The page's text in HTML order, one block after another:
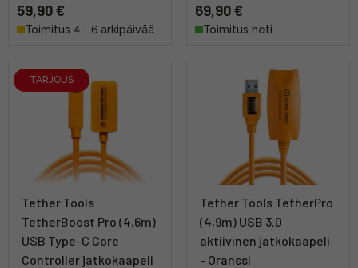
59,90 €
Toimitus 4 - 6 arkipäivää
69,90 €
Toimitus heti
TARJOUS
Tether Tools
TetherBoost Pro (4,6m)
USB Type-C Core
Controller jatkokaapeli
Tether Tools TetherPro
(4,9m) USB 3.0
aktiivinen jatkokaapeli
- Oranssi